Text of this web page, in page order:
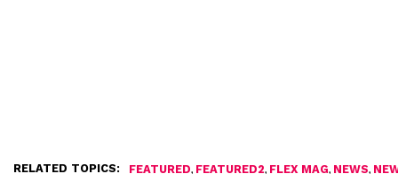
RELATED TOPICS: FEATURED, FEATURED2, FLEX MAG, NEWS,